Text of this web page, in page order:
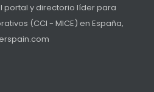
portal y directorio líder para
(CCI - MICE) en España,